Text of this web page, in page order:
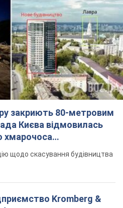
хмарочоса
щодо скасування будівництва
Kromberg &
Фото
наразі невідомо
українського посла
що сталося